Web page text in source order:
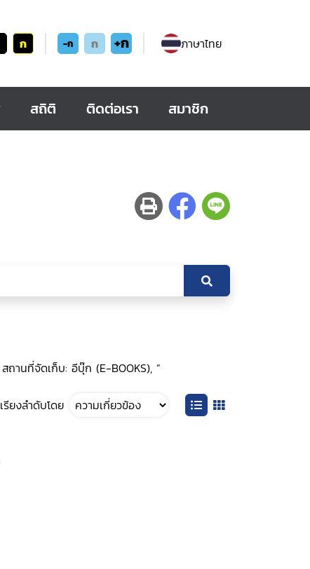
ก -ก ก +ก ภาษาไทย
สถิติ ติดต่อเรา สมาชิก
านที่จัดเก็บ: อีบุ๊ก (E-BOOKS), ”
เรียงลำดับโดย